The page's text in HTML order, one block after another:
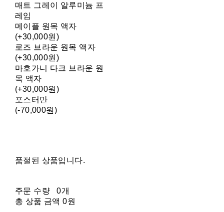
매트 그레이 알루미늄 프
레임
메이플 원목 액자
(+30,000원)
로즈 브라운 원목 액자
(+30,000원)
마호가니 다크 브라운 원
목 액자
(+30,000원)
포스터만
(-70,000원)
품절된 상품입니다.
주문 수량
0개
총 상품 금액 0원